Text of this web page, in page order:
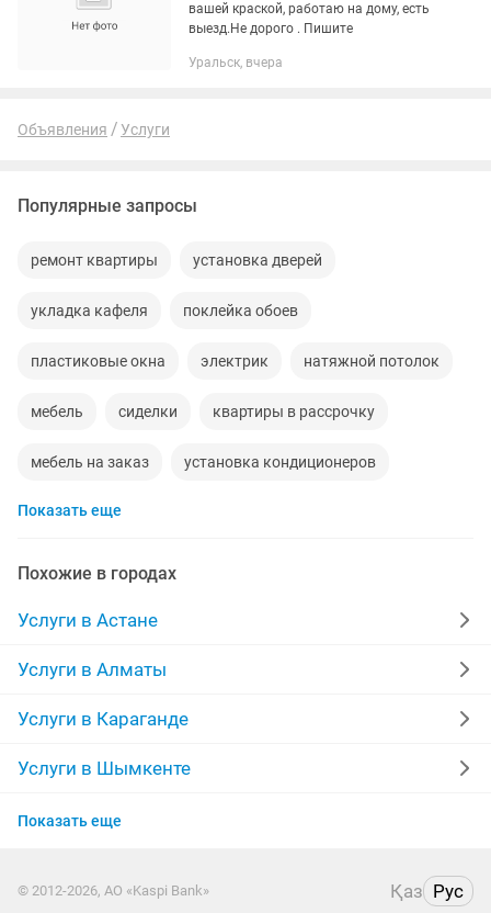
вашей краской, работаю на дому, есть
выезд.Не дорого . Пишите
Уральск, вчера
Объявления Услуги
Популярные запросы
ремонт квартиры установка дверей
укладка кафеля поклейка обоев
пластиковые окна электрик натяжной потолок
мебель сиделки квартиры в рассрочку
мебель на заказ установка кондиционеров
уколы на дому
тамада прихожая
компьютер стяжка полов
материнская плата
фотограф шкаф
обои сварочные работы
Показать еще
Похожие в городах
Услуги в Астане
Услуги в Алматы
Услуги в Караганде
Услуги в Шымкенте
Услуги в Усть-Каменогорске
Показать еще
© 2012-2026, АО «Kaspi Bank» Қаз Рус